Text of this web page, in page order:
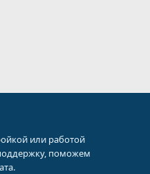
или работой
поможем